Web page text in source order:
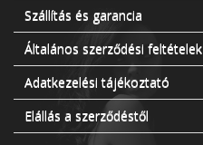
Szállítás és garancia
Általános szerződési feltételek
Adatkezelési tájékoztató
Elállás a szerződéstől